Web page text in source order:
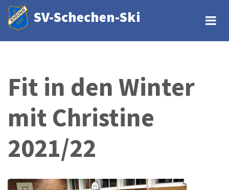
Direkt
zum
Inhalt
SV-Schechen-Ski
Fit in den Winter
mit Christine
2021/22